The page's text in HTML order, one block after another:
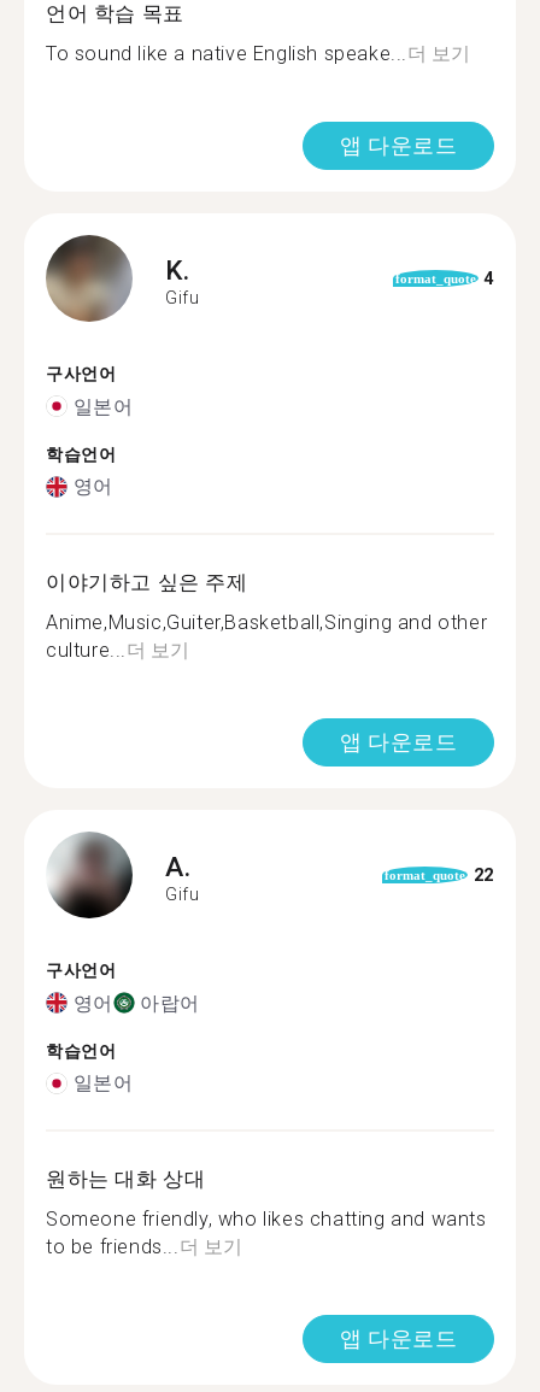
언어 학습 목표
To sound like a native English speake...더 보기
앱 다운로드
K.
Gifu
format_quote 4
구사언어
일본어
학습언어
영어
이야기하고 싶은 주제
Anime,Music,Guiter,Basketball,Singing and other
culture...더 보기
앱 다운로드
A.
Gifu
format_quote 22
구사언어
영어 아랍어
학습언어
일본어
원하는 대화 상대
Someone friendly, who likes chatting and wants
to be friends...더 보기
앱 다운로드